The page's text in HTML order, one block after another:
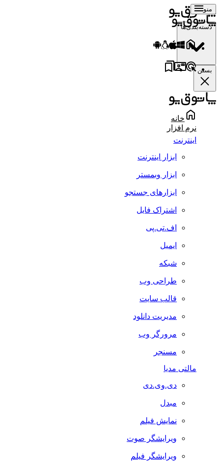
منو
دسته‌بندی‌ها
بستن
خانه
نرم افزار
اینترنت
ابزار اینترنت
ابزار وبمستر
ابزارهای جستجو
اشتراک فایل
اف.تی.پی
ایمیل
شبکه
طراحی وب
قالب سایت
مدیریت دانلود
مرورگر وب
مسنجر
مالتی مدیا
دی.وی.دی
مبدل
نمایش فیلم
ویرایشگر صوت
ویرایشگر فیلم